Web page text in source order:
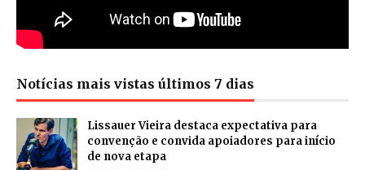
Notícias mais vistas últimos 7 dias
Lissauer Vieira destaca expectativa para
convenção e convida apoiadores para início
de nova etapa